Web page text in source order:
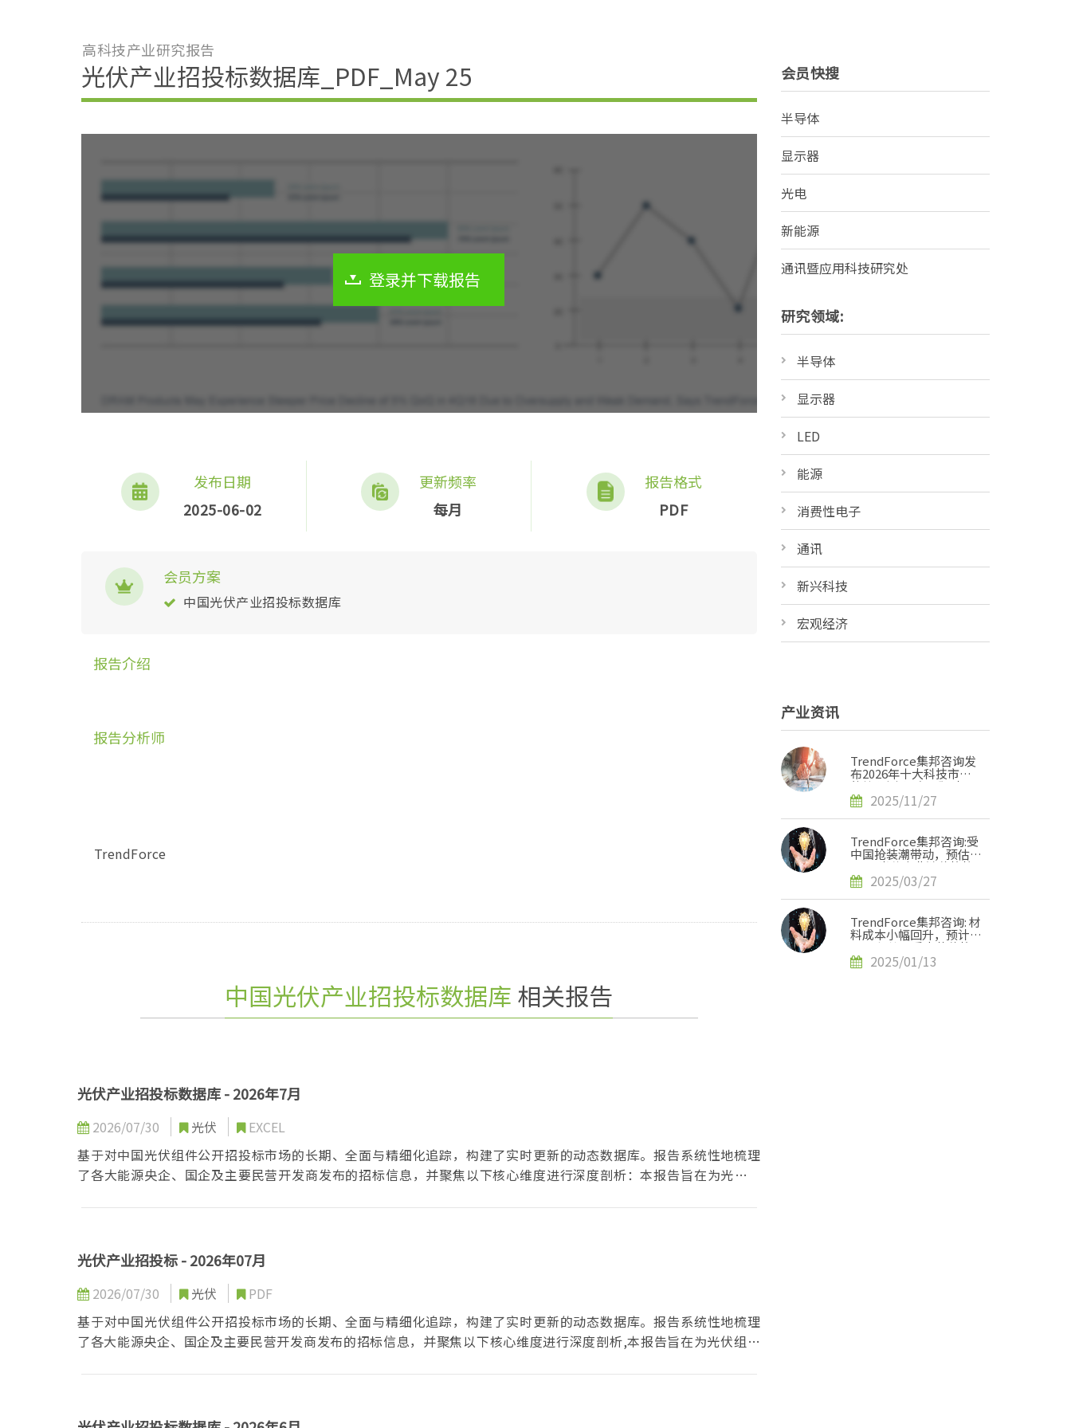
光伏产业招投标数据库_PDF_May 25
高科技产业研究报告
登录并下载报告
发布日期
2025-06-02
更新频率
每月
报告格式
PDF
会员方案
中国光伏产业招投标数据库
报告介绍
报告分析师
TrendForce
中国光伏产业招投标数据库 相关报告
光伏产业招投标数据库 - 2026年7月
2026/07/30 光伏
EXCEL
基于对中国光伏组件公开招投标市场的长期、全面与精细化追踪，构建了实时更新的动态数据库。报告系统性地梳理
了各大能源央企、国企及主要民营开发商发布的招标信息，并聚焦以下核心维度进行深度剖析：本报告旨在为光伏组
场环境中精准导航，把握先机
光伏产业招投标 - 2026年07月
2026/07/30 光伏
PDF
基于对中国光伏组件公开招投标市场的长期、全面与精细化追踪，构建了实时更新的动态数据库。报告系统性地梳理
了各大能源央企、国企及主要民营开发商发布的招标信息，并聚焦以下核心维度进行深度剖析,本报告旨在为光伏组件
环境中精准导航，把握先机
会员快搜
半导体
显示器
光电
新能源
通讯暨应用科技研究处
研究领域:
半导体
显示器
LED
能源
消费性电子
通讯
新兴科技
宏观经济
产业资讯
TrendForce集邦咨询发
布2026年十大科技市场
趋势预测: 锚定AI驱动下
的产业新路径
2025/11/27
TrendForce集邦咨询:受
中国抢装潮带动，预估
2Q25光伏产业链价格将
集体上涨
2025/03/27
TrendForce集邦咨询: 材
料成本小幅回升，预计
2025年第一季电芯价格
将趋于稳定
2025/01/13